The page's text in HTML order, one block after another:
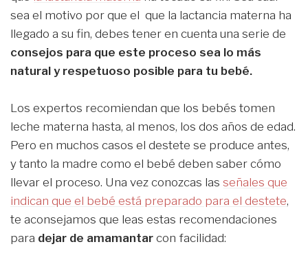
sea el motivo por que el que la lactancia materna ha
llegado a su fin, debes tener en cuenta una serie de
consejos para que este proceso sea lo más
natural y respetuoso posible para tu bebé.
Los expertos recomiendan que los bebés tomen
leche materna hasta, al menos, los dos años de edad.
Pero en muchos casos el destete se produce antes,
y tanto la madre como el bebé deben saber cómo
llevar el proceso. Una vez conozcas las señales que
indican que el bebé está preparado para el destete,
te aconsejamos que leas estas recomendaciones
para dejar de amamantar con facilidad: